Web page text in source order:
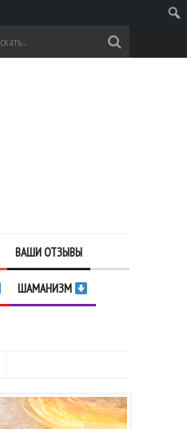
ВАШИ ОТЗЫВЫ
ШАМАНИЗМ